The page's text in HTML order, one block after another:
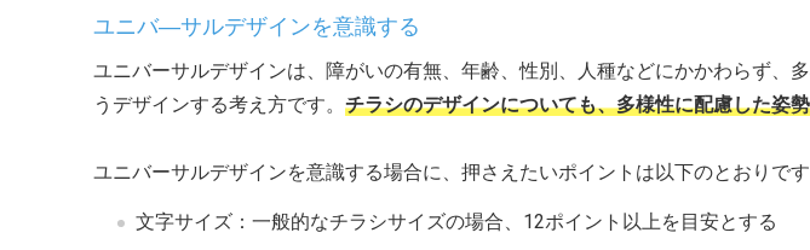
ユニバ―サルデザインを意識する
ユニバーサルデザインは、障がいの有無、年齢、性別、人種などにかかわらず、
うデザインする考え方です。 チラシのデザインについても、多様性に配慮した姿
ユニバーサルデザインを意識する場合に、押さえたいポイントは以下のとおりです
文字サイズ：一般的なチラシサイズの場合、12ポイント以上を目安とする